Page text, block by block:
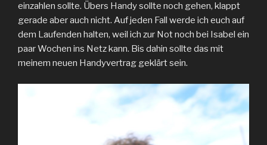
einzahlen sollte. Übers Handy sollte noch gehen, klappt
gerade aber auch nicht. Auf jeden Fall werde ich euch auf
dem Laufenden halten, weil ich zur Not noch bei Isabel ein
paar Wochen ins Netz kann. Bis dahin sollte das mit
meinem neuen Handyvertrag geklärt sein.